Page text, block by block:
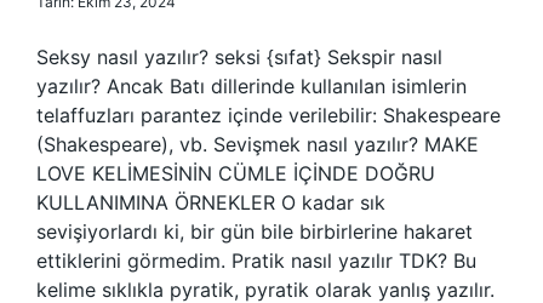
Seksy nasıl yazılır? seksi {sıfat} Sekspir nasıl
yazılır? Ancak Batı dillerinde kullanılan isimlerin
telaffuzları parantez içinde verilebilir: Shakespeare
(Shakespeare), vb. Sevişmek nasıl yazılır? MAKE
LOVE KELİMESİNİN CÜMLE İÇİNDE DOĞRU
KULLANIMINA ÖRNEKLER O kadar sık ​​
sevişiyorlardı ki, bir gün bile birbirlerine hakaret
ettiklerini görmedim. Pratik nasıl yazılır TDK? Bu
kelime sıklıkla pyratik, pyratik olarak yanlış yazılır.